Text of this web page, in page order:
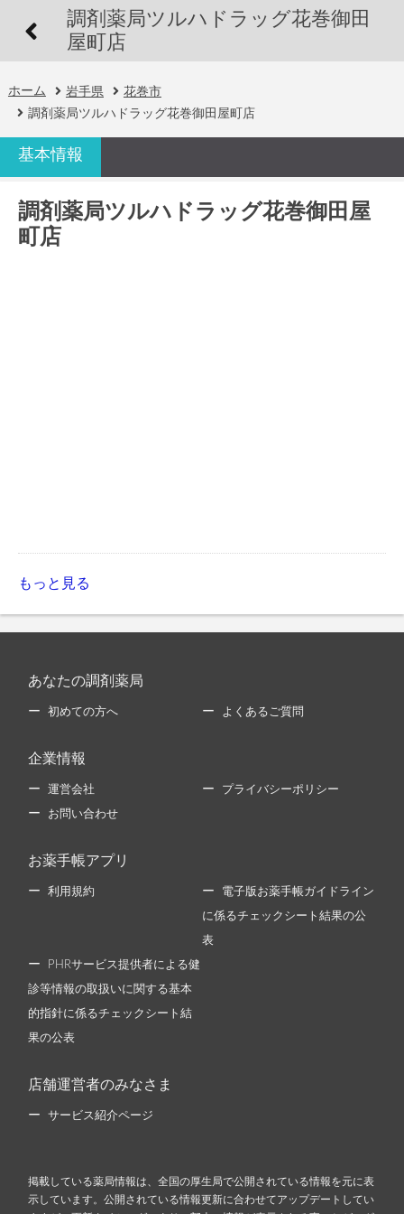
調剤薬局ツルハドラッグ花巻御田
屋町店
ホーム 岩手県
花巻市
調剤薬局ツルハドラッグ花巻御田屋町店
基本情報
調剤薬局ツルハドラッグ花巻御田屋
町店
もっと見る
あなたの調剤薬局
初めての方へ よくあるご質問
企業情報
運営会社 プライバシーポリシー
お問い合わせ
お薬手帳アプリ
利用規約 電子版お薬手帳ガイドライン
に係るチェックシート結果の公
表
PHRサービス提供者による健
診等情報の取扱いに関する基本
的指針に係るチェックシート結
果の公表
店舗運営者のみなさま
サービス紹介ページ
掲載している薬局情報は、全国の厚生局で公開されている情報を元に表
示しています。公開されている情報更新に合わせてアップデートしてい